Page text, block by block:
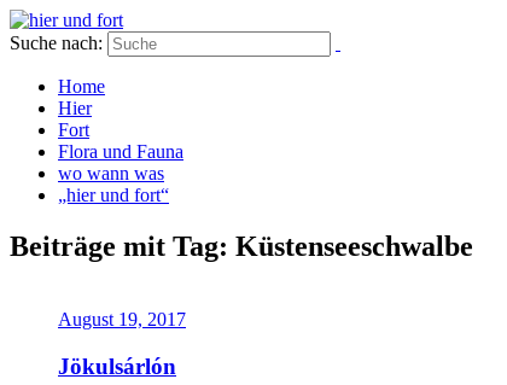
Suche nach:
Home
Hier
Fort
Flora und Fauna
wo wann was
„hier und fort“
Beiträge mit Tag: Küstenseeschwalbe
August 19, 2017
Jökulsárlón